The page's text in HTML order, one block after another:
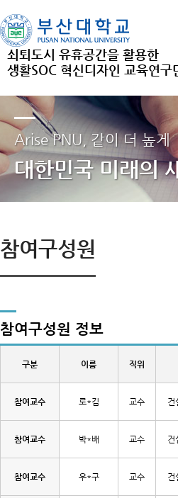
쇠퇴도시 유휴공간을 활용한
생활SOC 혁신디자인 교육연구
Arise PNU, 같이 더 높게
대한민국 미래의
참여구성원
참여구성원 정보
구분 이름 직위
참여교수 로*김 교수 건
참여교수 박*배 교수 건
참여교수 우*구 교수 건